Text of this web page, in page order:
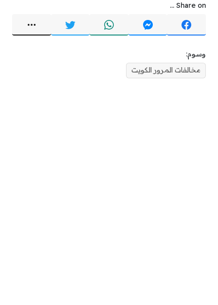
Share on ...
وسوم:
مخالفات المرور الكويت